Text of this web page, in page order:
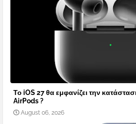
Το iOS 27 θα εμφανίζει την
AirPods ?
August 06, 2026